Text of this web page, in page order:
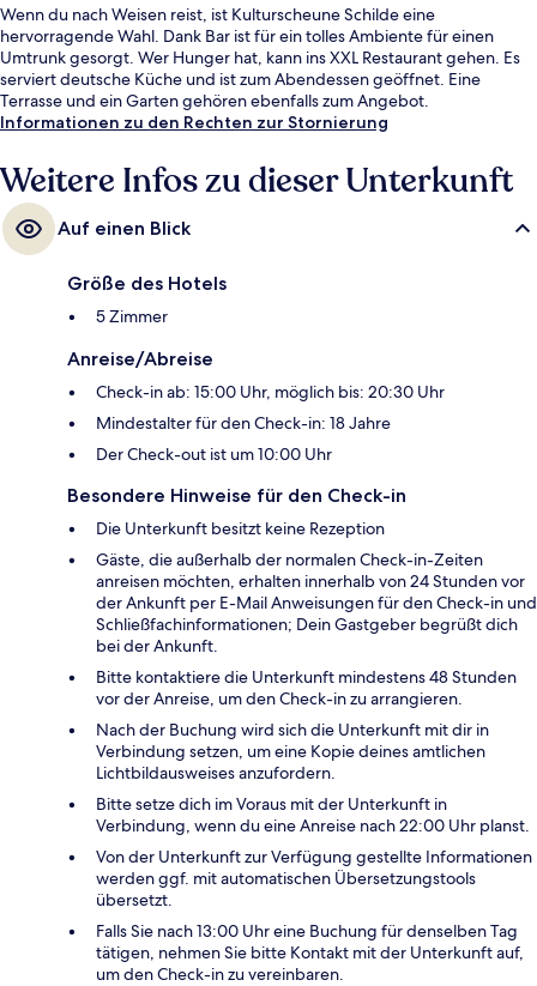
Wenn du nach Weisen reist, ist Kulturscheune Schilde eine
hervorragende Wahl. Dank Bar ist für ein tolles Ambiente für einen
Umtrunk gesorgt. Wer Hunger hat, kann ins XXL Restaurant gehen. Es
serviert deutsche Küche und ist zum Abendessen geöffnet. Eine
Terrasse und ein Garten gehören ebenfalls zum Angebot.
Informationen zu den Rechten zur Stornierung
Weitere Infos zu dieser Unterkunft
Auf einen Blick
Größe des Hotels
5 Zimmer
Anreise/Abreise
Check-in ab: 15:00 Uhr, möglich bis: 20:30 Uhr
Mindestalter für den Check-in: 18 Jahre
Der Check-out ist um 10:00 Uhr
Besondere Hinweise für den Check-in
Die Unterkunft besitzt keine Rezeption
Gäste, die außerhalb der normalen Check-in-Zeiten
anreisen möchten, erhalten innerhalb von 24 Stunden vor
der Ankunft per E-Mail Anweisungen für den Check-in und
Schließfachinformationen; Dein Gastgeber begrüßt dich
bei der Ankunft.
Bitte kontaktiere die Unterkunft mindestens 48 Stunden
vor der Anreise, um den Check-in zu arrangieren.
Nach der Buchung wird sich die Unterkunft mit dir in
Verbindung setzen, um eine Kopie deines amtlichen
Lichtbildausweises anzufordern.
Bitte setze dich im Voraus mit der Unterkunft in
Verbindung, wenn du eine Anreise nach 22:00 Uhr planst.
Von der Unterkunft zur Verfügung gestellte Informationen
werden ggf. mit automatischen Übersetzungstools
übersetzt.
Falls Sie nach 13:00 Uhr eine Buchung für denselben Tag
tätigen, nehmen Sie bitte Kontakt mit der Unterkunft auf,
um den Check-in zu vereinbaren.